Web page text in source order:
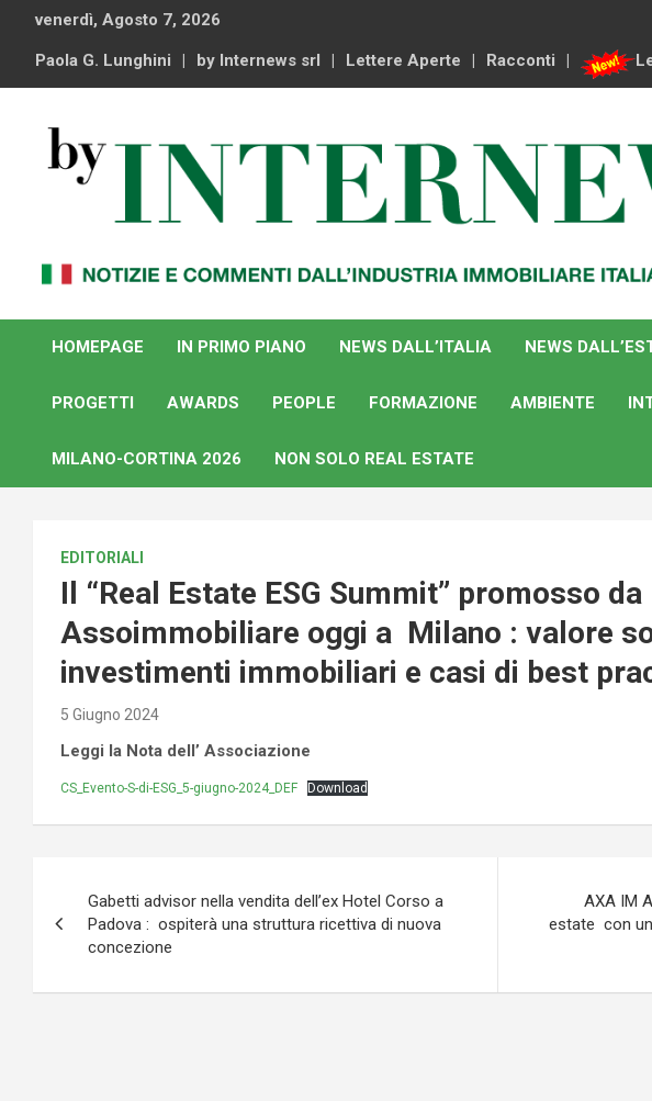
content
venerdì, Agosto 7, 2026
Paola G. Lunghini by Internews srl Lettere Aperte Racconti
By Internews
internazionale
HOMEPAGE
IN PRIMO PIANO NEWS DALL’ITALIA NEWS
PROGETTI AWARDS PEOPLE FORMAZIONE AMBIENTE
MILANO-CORTINA 2026 NON SOLO REAL ESTATE
EDITORIALI
Il “Real Estate ESG Summit” promosso
Assoimmobiliare oggi a Milano : valore
investimenti immobiliari e casi di best
5 Giugno 2024
Leggi la Nota dell’ Associazione
CS_Evento-S-di-ESG_5-giugno-2024_DEF Download
articoli
Gabetti advisor nella vendita dell’ex Hotel Corso a
Padova : ospiterà una struttura ricettiva di nuova
concezione
AXA IM
estate con